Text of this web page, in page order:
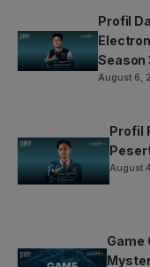
Profil
Season
August 6,
Profil
August
Game